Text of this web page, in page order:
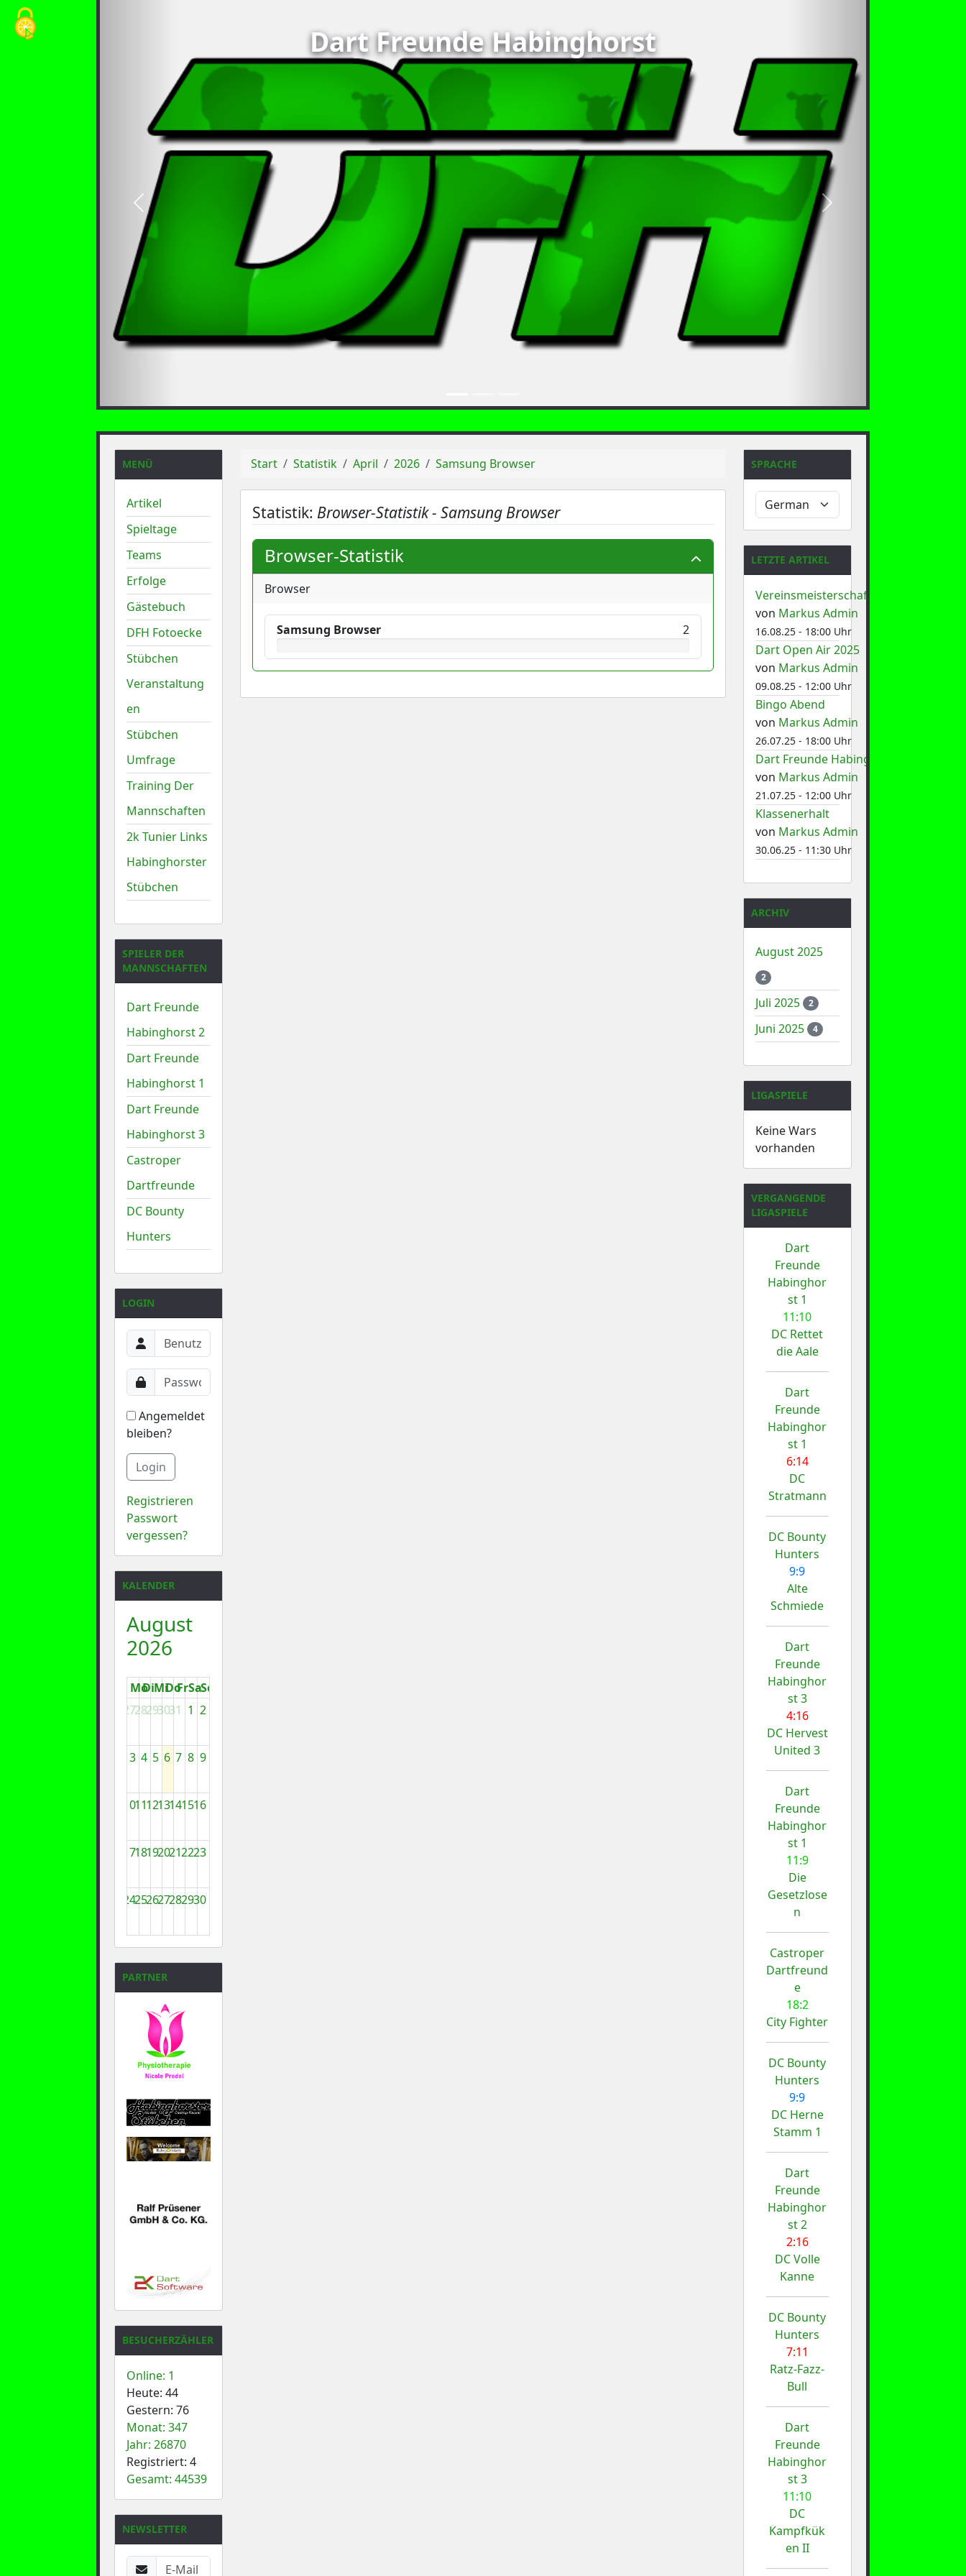
vorheriges nächstes
Dart Freunde Habinghorst
MENÜ
Artikel
Spieltage
Teams
Erfolge
Gästebuch
DFH Fotoecke
Stübchen
Veranstaltung
en
Stübchen
Umfrage
Training Der
Mannschaften
2k Tunier Links
Habinghorster
Stübchen
SPIELER DER
MANNSCHAFTEN
Dart Freunde
Habinghorst 2
Dart Freunde
Habinghorst 1
Dart Freunde
Habinghorst 3
Castroper
Dartfreunde
DC Bounty
Hunters
LOGIN
Angemeldet
bleiben?
Login
Registrieren
Passwort
vergessen?
KALENDER
August
2026
MoDiMiDoFrSaSo
2728293031 1 2
3 4 5 6 7 8 9
10111213141516
17181920212223
24252627282930
31 1 2 3 4 5 6
PARTNER
BESUCHERZÄHLER
Online: 1
Heute: 44
Gestern: 76
Monat: 347
Jahr: 26870
Registriert: 4
Gesamt: 44539
NEWSLETTER
Start Statistik April 2026 Samsung Browser
Statistik: Browser-Statistik - Samsung Browser
Browser-Statistik
Browser
Samsung Browser 2
SPRACHE
LETZTE ARTIKEL
Vereinsmeisterschaft
von Markus Admin
16.08.25 - 18:00 Uhr
Dart Open Air 2025
von Markus Admin
09.08.25 - 12:00 Uhr
Bingo Abend
von Markus Admin
26.07.25 - 18:00 Uhr
Dart Freunde Habinghorst 1
von Markus Admin
21.07.25 - 12:00 Uhr
Klassenerhalt
von Markus Admin
30.06.25 - 11:30 Uhr
ARCHIV
August 2025
2
Juli 2025 2
Juni 2025 4
LIGASPIELE
Keine Wars
vorhanden
VERGANGENDE
LIGASPIELE
Dart
Freunde
Habinghor
st 1
11:10
DC Rettet
die Aale
Dart
Freunde
Habinghor
st 1
6:14
DC
Stratmann
DC Bounty
Hunters
9:9
Alte
Schmiede
Dart
Freunde
Habinghor
st 3
4:16
DC Hervest
United 3
Dart
Freunde
Habinghor
st 1
11:9
Die
Gesetzlose
n
Castroper
Dartfreund
e
18:2
City Fighter
DC Bounty
Hunters
9:9
DC Herne
Stamm 1
Dart
Freunde
Habinghor
st 2
2:16
DC Volle
Kanne
DC Bounty
Hunters
7:11
Ratz-Fazz-
Bull
Dart
Freunde
Habinghor
st 3
11:10
DC
Kampfkük
en II
Cookie-Einstellungen